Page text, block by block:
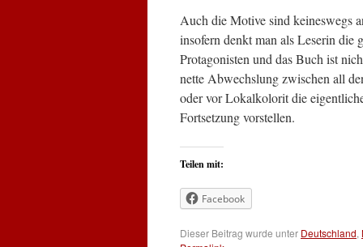
Auch die Motive sind keineswegs
insofern denkt man als Leserin die
Protagonisten und das Buch ist
nette Abwechslung zwischen all
oder vor Lokalkolorit die
Fortsetzung vorstellen.
Teilen mit:
Facebook
Dieser Beitrag wurde unter Deutschland,